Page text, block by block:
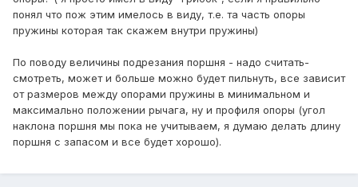
понял что пож этим имелось в виду, т.е. та часть опоры
пружины которая так скажем внутри пружины)
По поводу величины подрезания поршня - надо считать-
смотреть, может и больше можно будет пильнуть, все зависит
от размеров между опорами пружины в минимальном и
максимально положении рычага, ну и профиля опоры (угол
наклона поршня мы пока не учитываем, я думаю делать длину
поршня с запасом и все будет хорошо).